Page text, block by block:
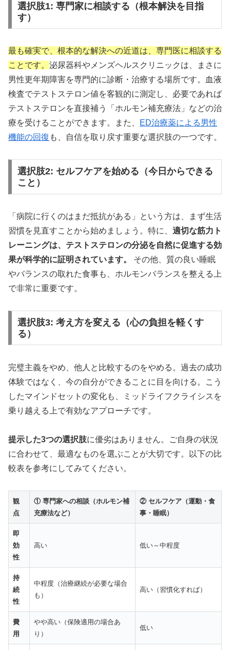
ー
⏰ 24〜36時間 の長時間効果持続
💰
10錠 1,870円〜 （1錠187円）
🍽️
食事影響を受けにくい 設計
💊
タダラフィル 5mg/10mg/20mg 3種対応
シアリスと同成分で圧倒的な持続時間を実現。週末
を自由に楽しみたい方に最適な選択肢です。
タダライトで持続時間を確認
⚖️ アバナイト：バランス型8時間継続薬
🎯 効果ピーク 42分後
の絶妙タイミング
⌛
約8時間 の理想的持続時間
🧬
アバナフィル 100mg
ステンドラと同成分で即効性と持続性のバランスを
追求。初心者から上級者まで幅広く支持される信頼
アバナイトで詳細データ確認
🇰🇷 韓国ザイデナ と同成分の希少品
💰
10錠 4,000円〜 （1錠400円）
⏳
💎
ウデナフィル 100mg プレミアム処方
選択肢1: 専門家に相談する（根本解決を目指
す）
最も確実で、根本的な解決への近道は、専門医に相談する
ことです。 泌尿器科やメンズヘルスクリニックは、まさに
男性更年期障害を専門的に診断・治療する場所です。血液
検査でテストステロン値を客観的に測定し、必要であれば
テストステロンを直接補う「ホルモン補充療法」などの治
療を受けることができます。また、
ED治療薬による男性
機能の回復 も、自信を取り戻す重要な選択肢の一つです。
選択肢2: セルフケアを始める（今日からできる
こと）
「病院に行くのはまだ抵抗がある」という方は、まず生活
習慣を見直すことから始めましょう。特に、 適切な筋力ト
レーニングは、テストステロンの分泌を自然に促進する効
果が科学的に証明されています。
その他、質の良い睡眠
やバランスの取れた食事も、ホルモンバランスを整える上
で非常に重要です。
選択肢3: 考え方を変える（心の負担を軽くす
る）
完璧主義をやめ、他人と比較するのをやめる。過去の成功
体験ではなく、今の自分ができることに目を向ける。こう
したマインドセットの変化も、ミッドライフクライシスを
乗り越える上で有効なアプローチです。
提示した3つの選択肢に優劣はありません。ご自身の状況
に合わせて、最適なものを選ぶことが大切です。以下の比
較表を参考にしてみてください。
観
点
① 専門家への相談（ホルモン補
充療法など）
② セルフケア（運動・食
事・睡眠）
即
効
性
高い 低い～中程度
持
続
性
中程度（治療継続が必要な場合
も）
高い（習慣化すれば）
費
用
やや高い（保険適用の場合あ
り）
低い